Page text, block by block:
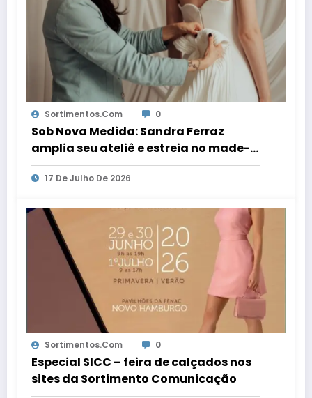
Sortimentos.com 0
Sob Nova Medida: Sandra Ferraz
amplia seu ateliê e estreia no made-
to-order
17 De Julho De 2026
Sortimentos.com 0
Especial SICC – feira de calçados nos
sites da Sortimento Comunicação